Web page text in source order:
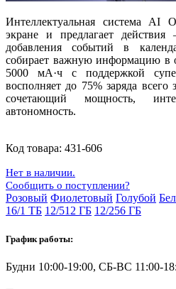
Интеллектуальная система AI
экране и предлагает
добавления событий в
собирает важную информацию в
5000 мА·ч с поддержкой
восполняет до 75% заряда
сочетающий мощность,
автономность.
Код товара: 431-606
Нет в наличии.
Сообщить о поступлении?
Розовый Фиолетовый Голубой
16/1 ТБ 12/512 ГБ 12/256 ГБ
График работы:
Будни 10:00-19:00, СБ-ВС 11:00-